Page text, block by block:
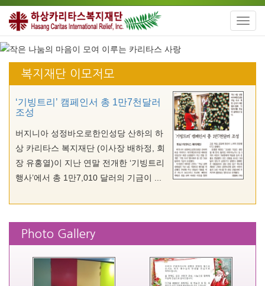
복지재단 이모저모
‘기빙트리’ 캠페인서 총 1만7천달러
조성
버지니아 성정바오로한인성당 산하의 하
상 카리타스 복지재단 (이사장 배하정, 회
장 유홍열)이 지난 연말 전개한 ‘기빙트리
행사’에서 총 1만7,010 달러의 기금이 ...
Photo Gallery